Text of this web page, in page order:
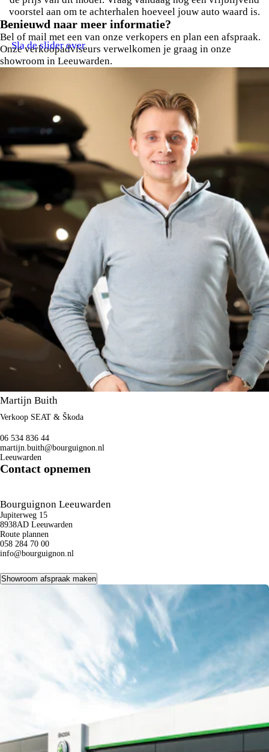
voorstel aan om te achterhalen hoeveel jouw auto waard is.
Benieuwd naar meer informatie?
Bel of mail met een van onze verkopers en plan een afspraak.
Onze verkoopadviseurs verwelkomen je graag in onze
showroom in Leeuwarden.
Sla de slider over
Martijn Buith
Verkoop SEAT & Škoda
06 534 836 44
martijn.buith@bourguignon.nl
Leeuwarden
Contact opnemen
Bourguignon Leeuwarden
Jupiterweg 15
8938AD Leeuwarden
Route plannen
058 284 70 00
info@bourguignon.nl
Showroom afspraak maken